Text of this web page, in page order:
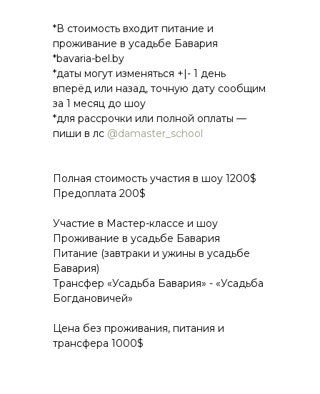
*В стоимость входит питание и
проживание в усадьбе Бавария
*bavaria-bel.by
*даты могут изменяться +|- 1 день
вперёд или назад, точную дату сообщим
за 1 месяц до шоу
*для рассрочки или полной оплаты —
пиши в лс @damaster_school
Полная стоимость участия в шоу 1200$
Предоплата 200$
Участие в Мастер-классе и шоу
Проживание в усадьбе Бавария
Питание (завтраки и ужины в усадьбе
Бавария)
Трансфер «Усадьба Бавария» - «Усадьба
Богдановичей»
Цена без проживания, питания и
трансфера 1000$